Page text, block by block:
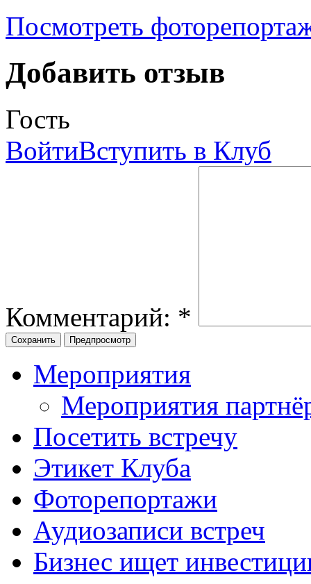
Посмотреть
Добавить отзыв
Гость
ВойтиВступить в Клуб
Комментарий: *
Мероприятия
Мероприятия
Посетить встречу
Этикет Клуба
Фоторепортажи
Аудиозаписи встреч
Бизнес ищет